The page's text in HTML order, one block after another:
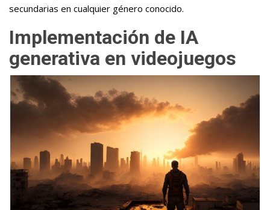
secundarias en cualquier género conocido.
Implementación de IA
generativa en videojuegos